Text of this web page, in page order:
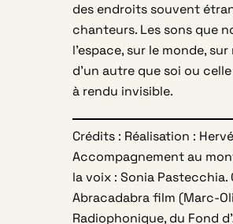
des endroits souvent
chanteurs. Les sons que
l’espace, sur le monde,
d’un autre que soi ou
à rendu invisible.
Crédits : Réalisation :
Accompagnement au
la voix : Sonia
Abracadabra film (Marc-
Radiophonique, du Fond